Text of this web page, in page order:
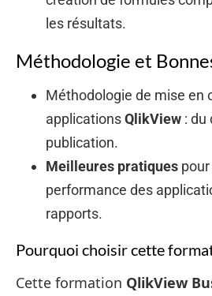
les résultats.
Méthodologie et
Méthodologie de mise en
applicationsQlikView : du
publication.
Meilleures pratiques
performance des
rapports.
Pourquoi choisir cette
Cette formation QlikView